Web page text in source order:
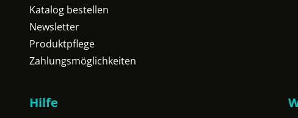
Katalog bestellen
Newsletter
Produktpflege
Zahlungsmöglichkeiten
Hilfe